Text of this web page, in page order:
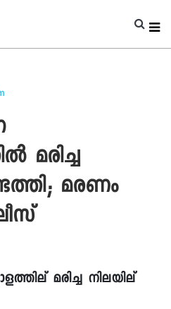
മരിച്ച
മരണം
മരിച്ച നിലയില്